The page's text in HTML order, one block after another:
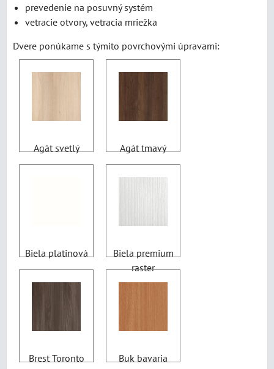
prevedenie na posuvný systém
vetracie otvory, vetracia mriežka
Dvere ponúkame s týmito povrchovými úpravami:
Agát svetlý Agát tmavý
Biela platinová
Biela premium
raster
Brest Toronto Buk bavaria